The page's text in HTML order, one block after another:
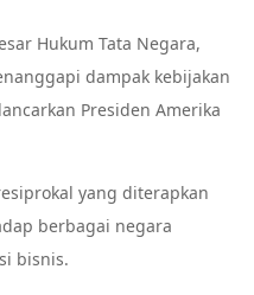
Hukum Tata Negara,
dampak kebijakan
Presiden Amerika
yang diterapkan
berbagai negara
bisnis.